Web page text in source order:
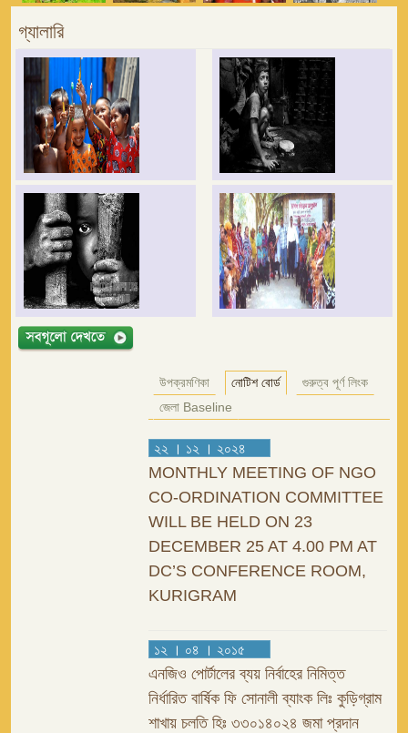
গ্যালারি
উপক্রমণিকা নোটিশ বোর্ড
গুরুত্ব পূর্ণ লিংক
জেলা Baseline
২২ । ১২ । ২০২৪
MONTHLY MEETING OF NGO
CO-ORDINATION COMMITTEE
WILL BE HELD ON 23
DECEMBER 25 AT 4.00 PM AT
DC’S CONFERENCE ROOM,
KURIGRAM
১২ । ০৪ । ২০১৫
এনজিও পোর্টালের ব্যয় নির্বাহের নিমিত্ত
নির্ধারিত বার্ষিক ফি সোনালী ব্যাংক লিঃ কুড়িগ্রাম
শাখায় চলতি হিঃ ৩৩০১৪০২৪ জমা প্রদান